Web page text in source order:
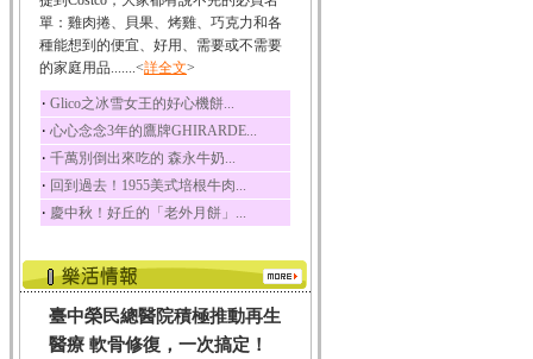
荔枝
荔枝性質溫和所含的營
養素有醣類、檸檬酸...
五味子
五味子性質溫熱所含營
養成分有揮發油、檸...
草魚
草魚含有維生素A、維生
素C、及豐富的蛋白...
單：雞肉捲、貝果、烤雞、巧克力和各
種能想到的便宜、好用、需要或不需要
的家庭用品.......<詳全文>
‧ Glico之冰雪女王的好心機餅...
‧ 心心念念3年的鷹牌GHIRARDE...
‧ 千萬別倒出來吃的 森永牛奶...
‧ 回到過去！1955美式培根牛肉...
‧ 慶中秋！好丘的「老外月餅」...
臺中榮民總醫院積極推動再生
醫療 軟骨修復，一次搞定！